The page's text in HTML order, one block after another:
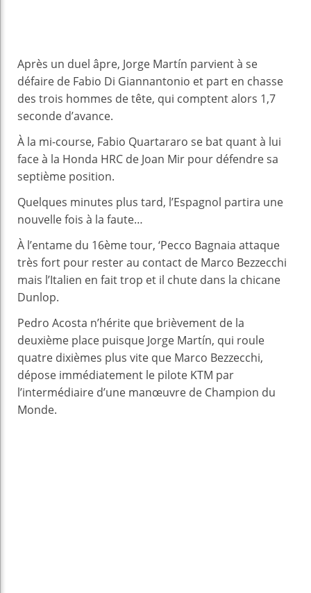
Après un duel âpre, Jorge Martín parvient à se
défaire de Fabio Di Giannantonio et part en chasse
des trois hommes de tête, qui comptent alors 1,7
seconde d’avance.
À la mi-course, Fabio Quartararo se bat quant à lui
face à la Honda HRC de Joan Mir pour défendre sa
septième position.
Quelques minutes plus tard, l’Espagnol partira une
nouvelle fois à la faute…
À l’entame du 16ème tour, ‘Pecco Bagnaia attaque
très fort pour rester au contact de Marco Bezzecchi
mais l’Italien en fait trop et il chute dans la chicane
Dunlop.
Pedro Acosta n’hérite que brièvement de la
deuxième place puisque Jorge Martín, qui roule
quatre dixièmes plus vite que Marco Bezzecchi,
dépose immédiatement le pilote KTM par
l’intermédiaire d’une manœuvre de Champion du
Monde.